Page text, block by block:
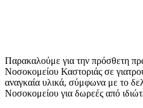
Παρακαλούμε για την πρόσθετη
Νοσοκομείου Καστοριάς σε
αναγκαία υλικά, σύμφωνα με το
Νοσοκομείου για δωρεές από